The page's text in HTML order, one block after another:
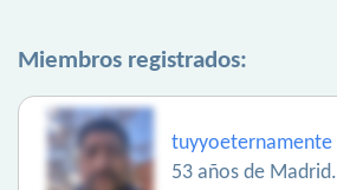
Miembros registrados:
tuyyoeternamente
53 años de Madrid.